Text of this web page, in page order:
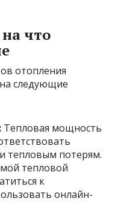
что
отопления
следующие
Тепловая мощность
тепловым потерям.
тепловой
к
онлайн-